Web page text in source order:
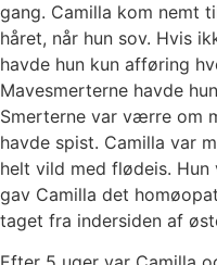
gang. Camilla kom nemt
håret, når hun sov. Hvis
havde hun kun afføring
Mavesmerterne havde
Smerterne var værre om
havde spist. Camilla var
helt vild med flødeis.
gav Camilla det
taget fra indersiden af